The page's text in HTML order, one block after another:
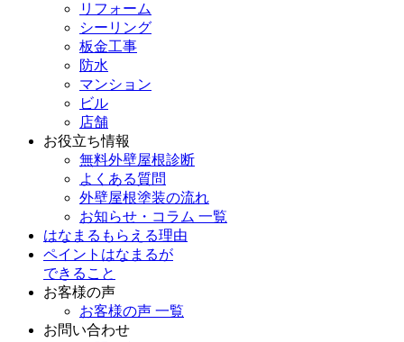
リフォーム
シーリング
板金工事
防水
マンション
ビル
店舗
お役立ち情報
無料外壁屋根診断
よくある質問
外壁屋根塗装の流れ
お知らせ・コラム 一覧
はなまるもらえる理由
ペイントはなまるが
できること
お客様の声
お客様の声 一覧
お問い合わせ